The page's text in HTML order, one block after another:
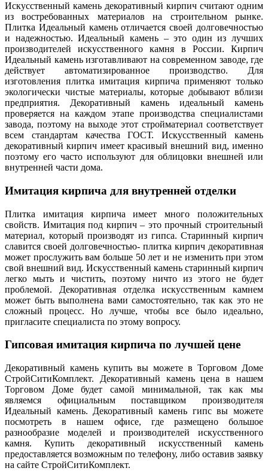
Искусственный камень декоративный кирпич считают одним
из востребованных материалов на строительном рынке.
Плитка Идеальный камень отличается своей долговечностью
и надежностью. Идеальный камень – это один из лучших
производителей искусственного камня в России. Кирпич
Идеальный камень изготавливают на современном заводе, где
действует автоматизированное производство. Для
изготовления плитка имитация кирпича применяют только
экологически чистые материалы, которые добывают вблизи
предприятия. Декоративный камень идеальный камень
проверяется на каждом этапе производства специалистами
завода, поэтому на выходе этот стройматериал соответствует
всем стандартам качества ГОСТ. Искусственный камень
декоративный кирпич имеет красивый внешний вид, именно
поэтому его часто используют для облицовки внешней или
внутренней части дома.
Имитация кирпича для внутренней отделки
Плитка имитация кирпича имеет много положительных
свойств. Имитация под кирпич – это прочный строительный
материал, который производят из гипса. Старинный кирпич
славится своей долговечностью- плитка кирпич декоративная
может прослужить вам больше 50 лет и не изменить при этом
свой внешний вид. Искусственный камень старинный кирпич
легко мыть и чистить, поэтому ничто из этого не будет
проблемой. Декоративная отделка искусственным камнем
может быть выполнена вами самостоятельно, так как это не
сложный процесс. Но лучше, чтобы все было идеально,
пригласите специалиста по этому вопросу.
Гипсовая имитация кирпича по лучшей цене
Декоративный камень купить вы можете в Торговом Доме
СтройСитиКомплект. Декоративный камень цена в нашем
Торговом Доме будет самой минимальной, так как мы
являемся официальным поставщиком производителя
Идеальный камень. Декоративный камень гипс вы можете
посмотреть в нашем офисе, где размещено большое
разнообразие моделей и производителей искусственного
камня. Купить декоративный искусственный камень
предоставляется возможным по телефону, либо оставив заявку
на сайте СтройСитиКомплект.